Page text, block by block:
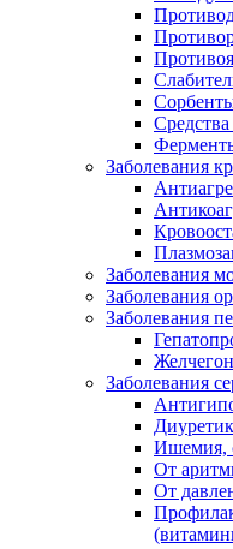
Заболевания
Заболевания
Заболевания
Заболевания
Заболевания
Ишемия,
От
От